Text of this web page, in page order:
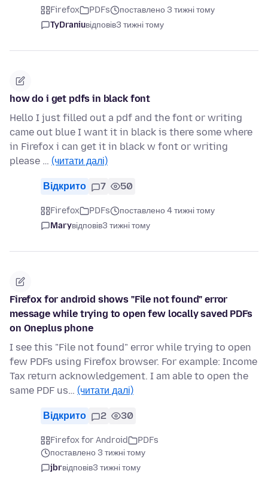
Firefox PDFs
поставлено 3 тижні тому
TyDraniuвідповів3 тижні тому
how do i get pdfs in black font
Hello I just filled out a pdf and the font or writing
came out blue I want it in black is there some where
in Firefox i can get it in black w font or writing
please … (читати далі)
Відкрито 7 50
Firefox PDFs
поставлено 4 тижні тому
Maryвідповів3 тижні тому
Firefox for android shows "File not found" error
message while trying to open few locally saved PDFs
on Oneplus phone
I see this "File not found" error while trying to open
few PDFs using Firefox browser. For example: Income
Tax return acknowledgement. I am able to open the
same PDF us… (читати далі)
Відкрито 2 30
Firefox for Android
PDFs
поставлено 3 тижні тому
jbrвідповів3 тижні тому